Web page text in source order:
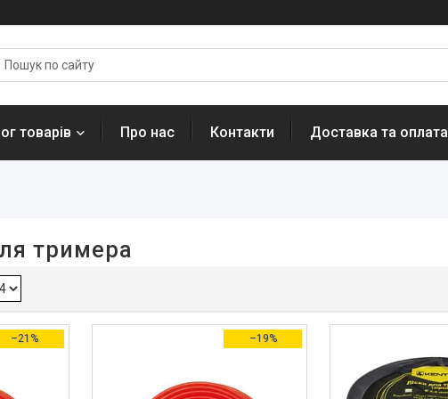
товарів Про нас Контакти Доставка та оплата
тримера
–21% –19%